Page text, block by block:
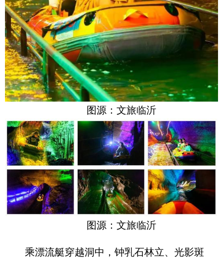
图源：文旅临沂
图源：文旅临沂
乘漂流艇穿越洞中，钟乳石林立、光影斑